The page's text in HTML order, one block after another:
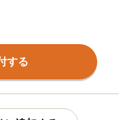
する